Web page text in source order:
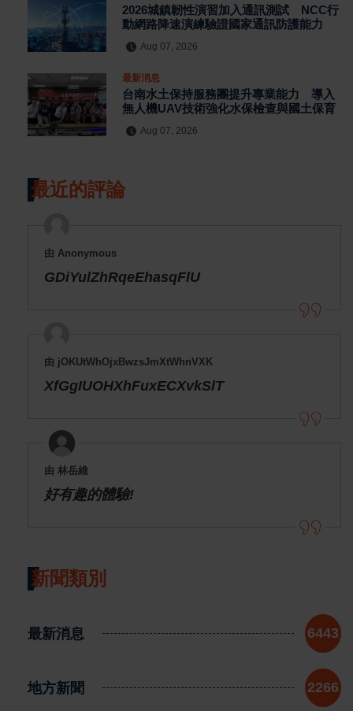
2026城鎮韌性演習加入通訊測試 NCC行
動網路降速演練驗證國家通訊防護能力
Aug 07, 2026
最新消息
台南水土保持服務團提升專業能力 導入
無人機UAV技術強化水保檢查與國土保育
Aug 07, 2026
最近的評論
由 Anonymous
GDiYulZhRqeEhasqFlU
由 jOKUtWhOjxBwzsJmXtWhnVXK
XfGgIUOHXhFuxECXvkSlT
由 林岳維
好有趣的體驗!
新聞類別
最新消息 6443
地方新聞 2266